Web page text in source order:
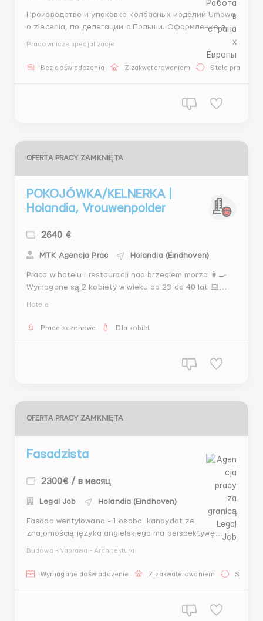
Производство и упаковка колбасных изделий Umowa
o zlecenia, по делегации с Польши. Оформление в
оплата 116%, Overtime +125%, Benefit +2%
Pracownicze specjalizacje
Bez doświadczenia Z zakwaterowaniem Stała praca
OFERTA PRACY ZAMKNIĘTA
POKOJÓWKA/KELNERKA |
Holandia, Vrouwenpolder
2640 €
MTK Agencja Prac Holandia (Eindhoven)
Praca w hotelu i restauracji nad brzegiem morza 👩‍🍳
Wymagane są 2 kobiety w wieku od 23 do 40 lat 📅
miesięcznie 📆 Grafik: 5–6 dni w tygodniu, zmiany —
Hotele
Praca sezonowa Dla kobiet
OFERTA PRACY ZAMKNIĘTA
Fasadzista
2300€ / в месяц
Legal Job Holandia (Eindhoven)
Fasada wentylowana - 1 osoba kandydat ze
znajomością języka angielskiego ma perspektywę
darmowe. Obiekt stały - działający. Oficjalne
Budowa - Naprawa - Architektura
Wymagane doświadczenie Z zakwaterowaniem Stała